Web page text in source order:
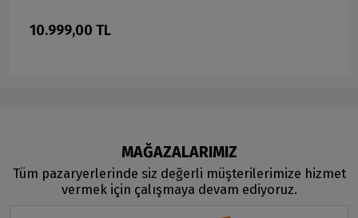
10.999,00 TL
MAĞAZALARIMIZ
Tüm pazaryerlerinde siz değerli müşterilerimize hizmet
vermek için çalışmaya devam ediyoruz.